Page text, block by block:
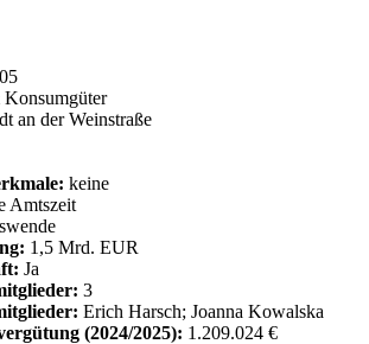
an der Weinstraße
keine
Amtszeit
1,5 Mrd. EUR
Ja
3
Erich Harsch; Joanna Kowalska
(2024/2025): 1.209.024 €